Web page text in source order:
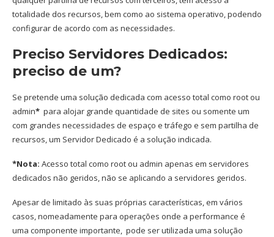
totalidade dos recursos, bem como ao sistema operativo, podendo
configurar de acordo com as necessidades.
Preciso Servidores Dedicados:
preciso de um?
Se pretende uma solução dedicada com acesso total como root ou
admin* para alojar grande quantidade de sites ou somente um
com grandes necessidades de espaço e tráfego e sem partilha de
recursos, um Servidor Dedicado é a solução indicada.
*Nota: Acesso total como root ou admin apenas em servidores
dedicados não geridos, não se aplicando a servidores geridos.
Apesar de limitado às suas próprias características, em vários
casos, nomeadamente para operações onde a performance é
uma componente importante, pode ser utilizada uma solução